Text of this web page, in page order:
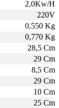
2,0Kw/H
220V
0,550 Kg
0,770 Kg
28,5 Cm
29 Cm
8,5 Cm
29 Cm
10 Cm
25 Cm